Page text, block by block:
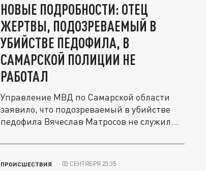
НОВЫЕ ПОДРОБНОСТИ: ОТЕЦ
ЖЕРТВЫ, ПОДОЗРЕВАЕМЫЙ В
УБИЙСТВЕ ПЕДОФИЛА, В
САМАРСКОЙ ПОЛИЦИИ НЕ
РАБОТАЛ
Управление МВД по Самарской области
заявило, что подозреваемый в убийстве
педофила Вячеслав Матросов не служил...
ПРОИСШЕСТВИЯ 03 СЕНТЯБРЯ 23:35